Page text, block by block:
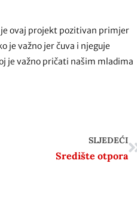
je ovaj projekt pozitivan primjer
je važno jer čuva i njeguje
je važno pričati našim mladima
SLJEDEĆI
Središte otpora